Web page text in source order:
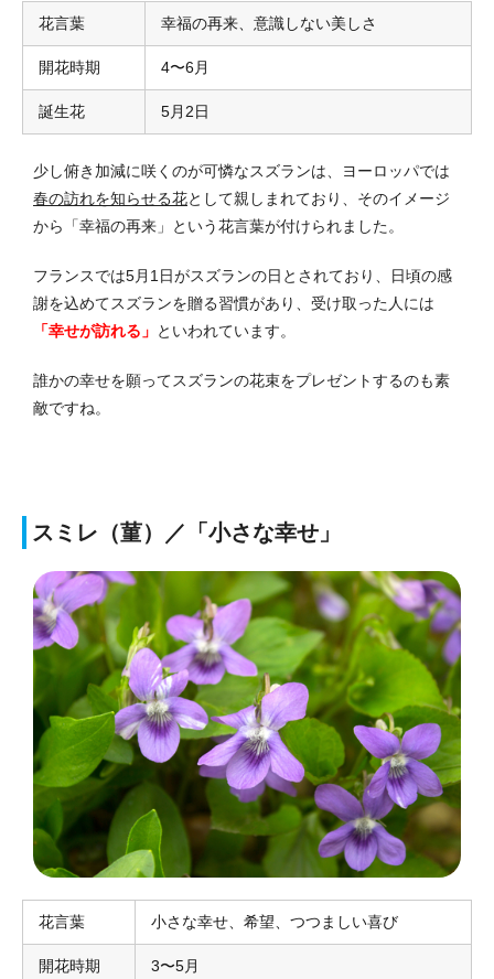
花言葉 幸福の再来、意識しない美しさ
開花時期 4〜6月
誕生花 5月2日
少し俯き加減に咲くのが可憐なスズランは、ヨーロッパでは
春の訪れを知らせる花として親しまれており、そのイメージ
から「幸福の再来」という花言葉が付けられました。
フランスでは5月1日がスズランの日とされており、日頃の感
謝を込めてスズランを贈る習慣があり、受け取った人には
「幸せが訪れる」 といわれています。
誰かの幸せを願ってスズランの花束をプレゼントするのも素
敵ですね。
スミレ（菫）／「小さな幸せ」
花言葉 小さな幸せ、希望、つつましい喜び
開花時期 3〜5月